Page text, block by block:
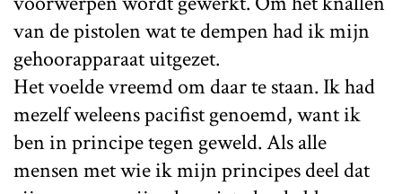
van de pistolen wat te dempen had ik mijn
gehoorapparaat uitgezet.
Het voelde vreemd om daar te staan. Ik had
mezelf weleens pacifist genoemd, want ik
ben in principe tegen geweld. Als alle
mensen met wie ik mijn principes deel dat